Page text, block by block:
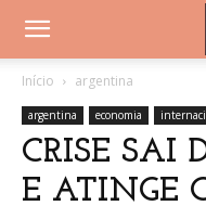
Início argentina
argentina economia
CRISE SAI
E ATINGE